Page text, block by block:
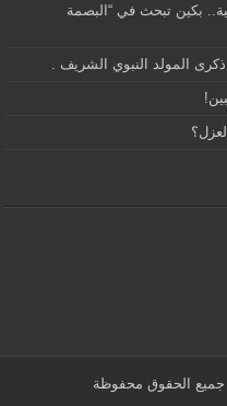
بكين تبحث في “البصمة
ذكرى المولد النبوي الشريف .